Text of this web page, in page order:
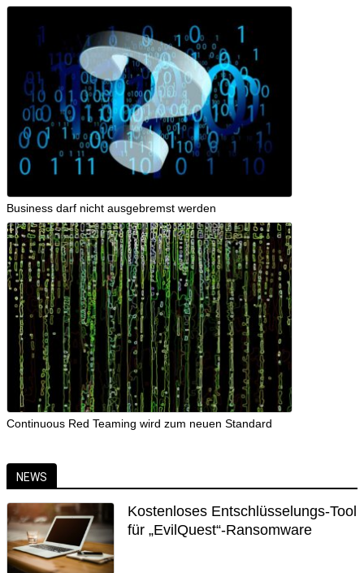
Business darf nicht ausgebremst werden
Continuous Red Teaming wird zum neuen Standard
NEWS
Kostenloses Entschlüsselungs-Tool
für „EvilQuest“-Ransomware